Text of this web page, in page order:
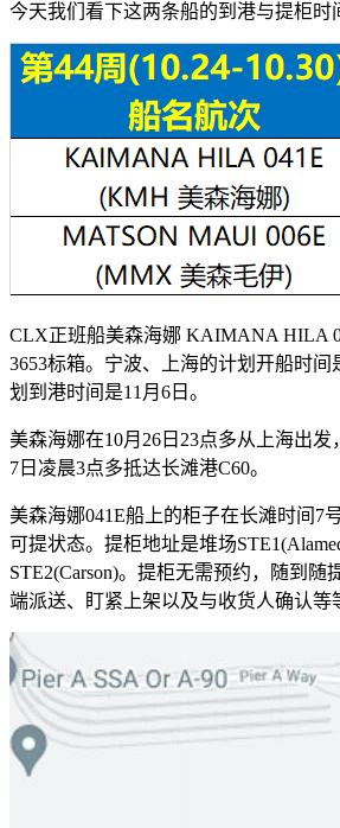
今天我们看下这两条船的到港与提柜时
CLX正班船美森海娜 KAIMANA HILA
3653标箱。宁波、上海的计划开船时间
划到港时间是11月6日。
美森海娜在10月26日23点多从上海出发
7日凌晨3点多抵达长滩港C60。
美森海娜041E船上的柜子在长滩时间7
可提状态。提柜地址是堆场
STE2(Carson)。提柜无需预约，随到随
端派送、盯紧上架以及与收货人确认等